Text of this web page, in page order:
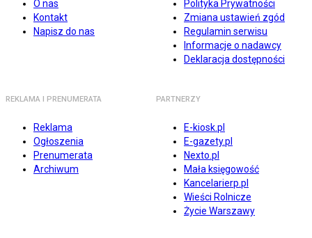
O nas
Kontakt
Napisz do nas
Polityka Prywatności
Zmiana ustawień zgód
Regulamin serwisu
Informacje o nadawcy
Deklaracja dostępności
REKLAMA I PRENUMERATA
Reklama
Ogłoszenia
Prenumerata
Archiwum
PARTNERZY
E-kiosk.pl
E-gazety.pl
Nexto.pl
Mała księgowość
Kancelarierp.pl
Wieści Rolnicze
Życie Warszawy